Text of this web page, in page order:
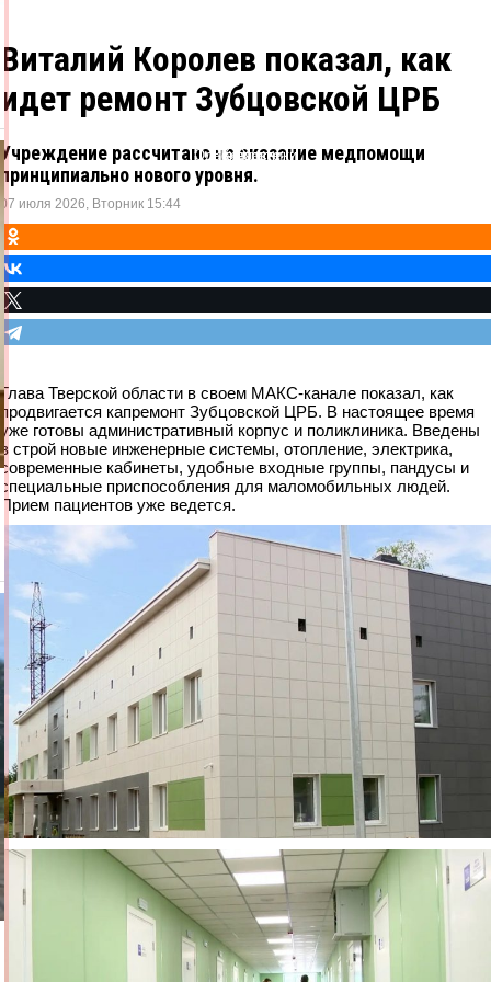
Виталий Королев показал, как
идет ремонт Зубцовской ЦРБ
Учреждение рассчитано на оказание медпомощи
принципиально нового уровня.
07 июля 2026, Вторник 15:44
Одноклассники
ВКонтакте
X
Telegram
Глава Тверской области в своем МАКС-канале показал, как
продвигается капремонт Зубцовской ЦРБ. В настоящее время
уже готовы административный корпус и поликлиника. Введены
в строй новые инженерные системы, отопление, электрика,
современные кабинеты, удобные входные группы, пандусы и
специальные приспособления для маломобильных людей.
Прием пациентов уже ведется.